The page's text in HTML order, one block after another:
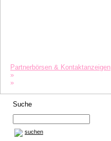
Partnerbörsen & Kontaktanzeigen
»
»
Suche
suchen